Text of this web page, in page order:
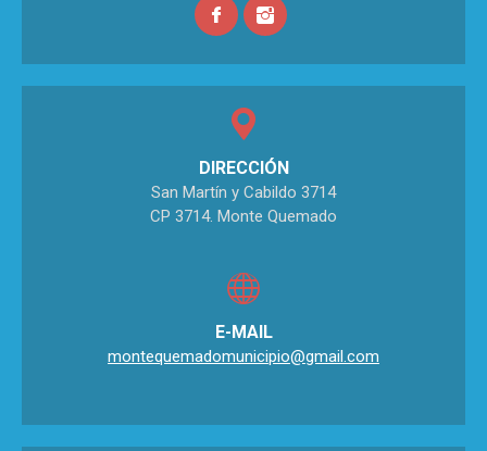
DIRECCIÓN
San Martín y Cabildo 3714
CP 3714. Monte Quemado
E-MAIL
montequemadomunicipio@gmail.com